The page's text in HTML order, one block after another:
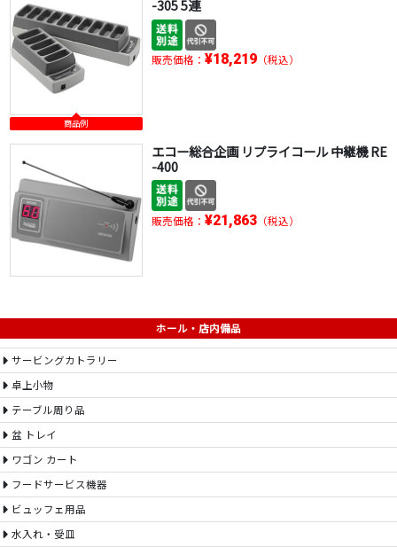
商品例
-305 5連
販売価格： ¥18,219（税込）
エコー総合企画 リプライコール 中継機 RE
-400
販売価格： ¥21,863（税込）
ホール・店内備品
サービングカトラリー
卓上小物
テーブル周り品
盆 トレイ
ワゴン カート
フードサービス機器
ビュッフェ用品
水入れ・受皿